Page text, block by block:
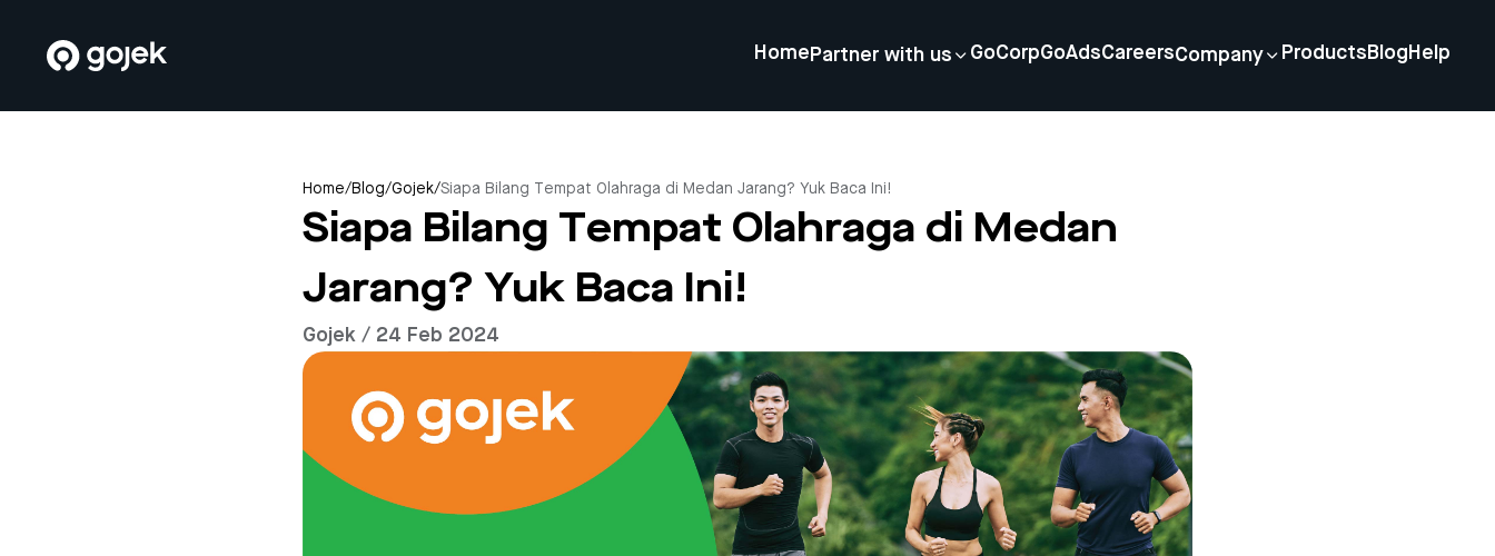
Home Partner with us GoCorpGoAdsCareersCompany Products Blog Help
Home/Blog/Gojek/Siapa Bilang Tempat Olahraga di Medan Jarang? Yuk Baca Ini!
Siapa Bilang Tempat Olahraga di Medan
Jarang? Yuk Baca Ini!
Gojek / 24 Feb 2024